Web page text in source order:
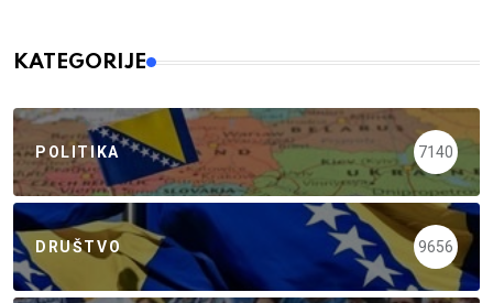
KATEGORIJE
POLITIKA 7140
DRUŠTVO 9656